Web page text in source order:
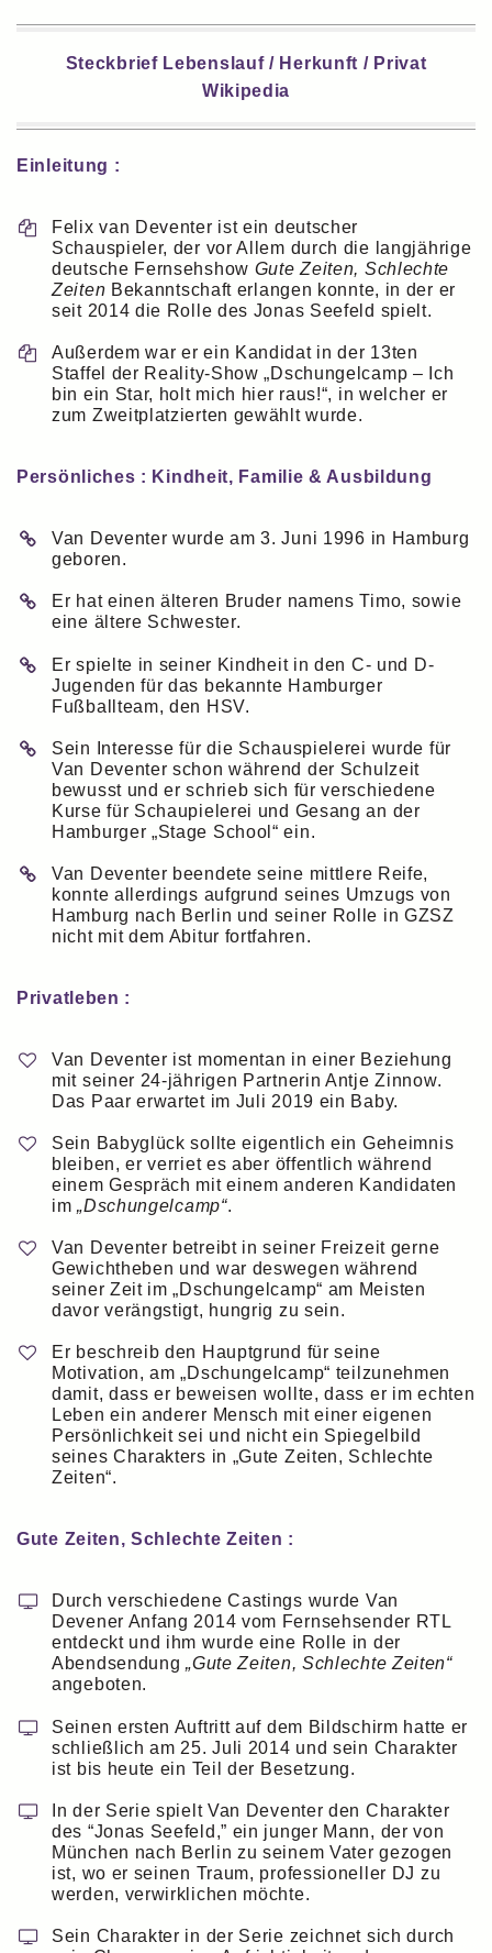
Steckbrief Lebenslauf / Herkunft / Privat
Wikipedia
Einleitung :
Felix van Deventer ist ein deutscher
Schauspieler, der vor Allem durch die langjährige
deutsche Fernsehshow Gute Zeiten, Schlechte
Zeiten Bekanntschaft erlangen konnte, in der er
seit 2014 die Rolle des Jonas Seefeld spielt.
Außerdem war er ein Kandidat in der 13ten
Staffel der Reality-Show „Dschungelcamp – Ich
bin ein Star, holt mich hier raus!“, in welcher er
zum Zweitplatzierten gewählt wurde.
Persönliches : Kindheit, Familie & Ausbildung
Van Deventer wurde am 3. Juni 1996 in Hamburg
geboren.
Er hat einen älteren Bruder namens Timo, sowie
eine ältere Schwester.
Er spielte in seiner Kindheit in den C- und D-
Jugenden für das bekannte Hamburger
Fußballteam, den HSV.
Sein Interesse für die Schauspielerei wurde für
Van Deventer schon während der Schulzeit
bewusst und er schrieb sich für verschiedene
Kurse für Schaupielerei und Gesang an der
Hamburger „Stage School“ ein.
Van Deventer beendete seine mittlere Reife,
konnte allerdings aufgrund seines Umzugs von
Hamburg nach Berlin und seiner Rolle in GZSZ
nicht mit dem Abitur fortfahren.
Privatleben :
Van Deventer ist momentan in einer Beziehung
mit seiner 24-jährigen Partnerin Antje Zinnow.
Das Paar erwartet im Juli 2019 ein Baby.
Sein Babyglück sollte eigentlich ein Geheimnis
bleiben, er verriet es aber öffentlich während
einem Gespräch mit einem anderen Kandidaten
im„Dschungelcamp“.
Van Deventer betreibt in seiner Freizeit gerne
Gewichtheben und war deswegen während
seiner Zeit im „Dschungelcamp“ am Meisten
davor verängstigt, hungrig zu sein.
Er beschreib den Hauptgrund für seine
Motivation, am „Dschungelcamp“ teilzunehmen
damit, dass er beweisen wollte, dass er im echten
Leben ein anderer Mensch mit einer eigenen
Persönlichkeit sei und nicht ein Spiegelbild
seines Charakters in „Gute Zeiten, Schlechte
Zeiten“.
Gute Zeiten, Schlechte Zeiten :
Durch verschiedene Castings wurde Van
Devener Anfang 2014 vom Fernsehsender RTL
entdeckt und ihm wurde eine Rolle in der
Abendsendung„Gute Zeiten, Schlechte Zeiten“
angeboten.
Seinen ersten Auftritt auf dem Bildschirm hatte er
schließlich am 25. Juli 2014 und sein Charakter
ist bis heute ein Teil der Besetzung.
In der Serie spielt Van Deventer den Charakter
des “Jonas Seefeld,” ein junger Mann, der von
München nach Berlin zu seinem Vater gezogen
ist, wo er seinen Traum, professioneller DJ zu
werden, verwirklichen möchte.
Sein Charakter in der Serie zeichnet sich durch